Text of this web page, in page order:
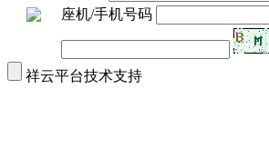
座机/手机号码
祥云平台技术支持